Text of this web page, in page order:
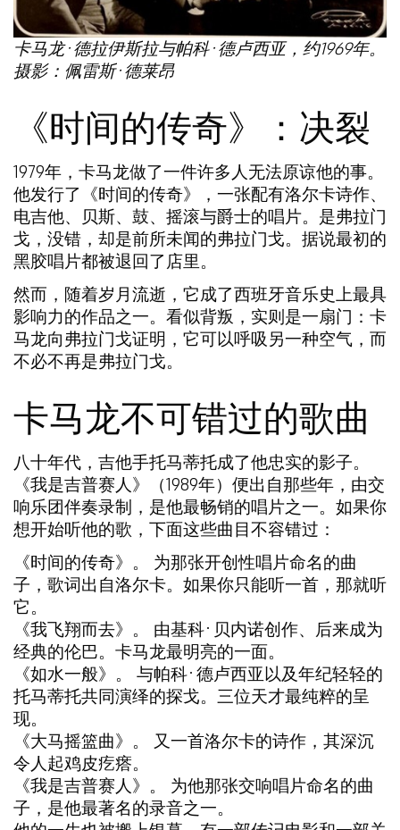
卡马龙·德拉伊斯拉与帕科·德卢西亚，约1969年。
摄影：佩雷斯·德莱昂
《时间的传奇》：决裂
1979年，卡马龙做了一件许多人无法原谅他的事。
他发行了《时间的传奇》，一张配有洛尔卡诗作、
电吉他、贝斯、鼓、摇滚与爵士的唱片。是弗拉门
戈，没错，却是前所未闻的弗拉门戈。据说最初的
黑胶唱片都被退回了店里。
然而，随着岁月流逝，它成了西班牙音乐史上最具
影响力的作品之一。看似背叛，实则是一扇门：卡
马龙向弗拉门戈证明，它可以呼吸另一种空气，而
不必不再是弗拉门戈。
卡马龙不可错过的歌曲
八十年代，吉他手托马蒂托成了他忠实的影子。
《我是吉普赛人》（1989年）便出自那些年，由交
响乐团伴奏录制，是他最畅销的唱片之一。如果你
想开始听他的歌，下面这些曲目不容错过：
《时间的传奇》。
为那张开创性唱片命名的曲
子，歌词出自洛尔卡。如果你只能听一首，那就听
它。
《我飞翔而去》。
由基科·贝内诺创作、后来成为
经典的伦巴。卡马龙最明亮的一面。
《如水一般》。
与帕科·德卢西亚以及年纪轻轻的
托马蒂托共同演绎的探戈。三位天才最纯粹的呈
现。
《大马摇篮曲》。
又一首洛尔卡的诗作，其深沉
令人起鸡皮疙瘩。
《我是吉普赛人》。
为他那张交响唱片命名的曲
子，是他最著名的录音之一。